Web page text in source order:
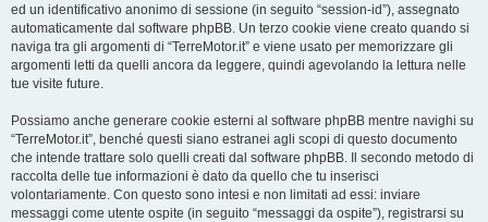
ed un identificativo anonimo di sessione (in seguito “session-id”), assegnato
automaticamente dal software phpBB. Un terzo cookie viene creato quando si
naviga tra gli argomenti di “TerreMotor.it” e viene usato per memorizzare gli
argomenti letti da quelli ancora da leggere, quindi agevolando la lettura nelle
tue visite future.
Possiamo anche generare cookie esterni al software phpBB mentre navighi su
“TerreMotor.it”, benché questi siano estranei agli scopi di questo documento
che intende trattare solo quelli creati dal software phpBB. Il secondo metodo di
raccolta delle tue informazioni è dato da quello che tu inserisci
volontariamente. Con questo sono intesi e non limitati ad essi: inviare
messaggi come utente ospite (in seguito “messaggi da ospite”), registrarsi su